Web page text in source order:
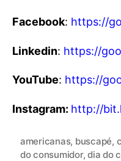
Facebook: https://
Linkedin: https://
YouTube: https://
Instagram: http://
americanas, buscapé,
do consumidor,dia do